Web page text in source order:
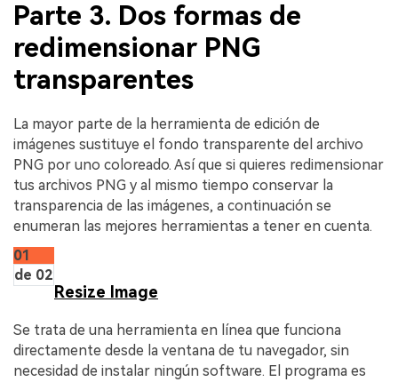
Parte 3. Dos formas de
redimensionar PNG
transparentes
La mayor parte de la herramienta de edición de
imágenes sustituye el fondo transparente del archivo
PNG por uno coloreado. Así que si quieres redimensionar
tus archivos PNG y al mismo tiempo conservar la
transparencia de las imágenes, a continuación se
enumeran las mejores herramientas a tener en cuenta.
01
de 02
Resize Image
Se trata de una herramienta en línea que funciona
directamente desde la ventana de tu navegador, sin
necesidad de instalar ningún software. El programa es